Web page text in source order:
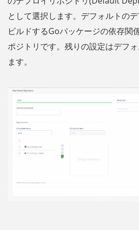
として選択します。デフォルトのデ
ビルドするGoパッケージの依存関
ポジトリです。残りの設定はデフ
ます。